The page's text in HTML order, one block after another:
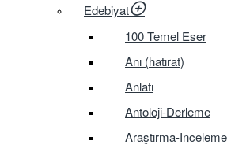
Edebiyat
100 Temel Eser
Anı (hatırat)
Anlatı
Antoloji-Derleme
Araştırma-Inceleme